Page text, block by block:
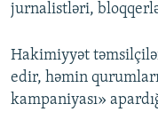
jurnalistləri,
Hakimiyyət
edir, həmin
kampaniyası»